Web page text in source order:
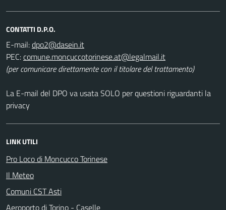
CONTATTI D.P.O.
E-mail:dpo2@dasein.it
PEC:comune.moncuccotorinese.at@legalmail.it
(per comunicare direttamente con il titolare del trattamento)
La E-mail del DPO va usata SOLO per questioni riguardanti la
privacy
LINK UTILI
Pro Loco di Moncucco Torinese
Il Meteo
Comuni CST Asti
Aeroporto di Torino - Caselle